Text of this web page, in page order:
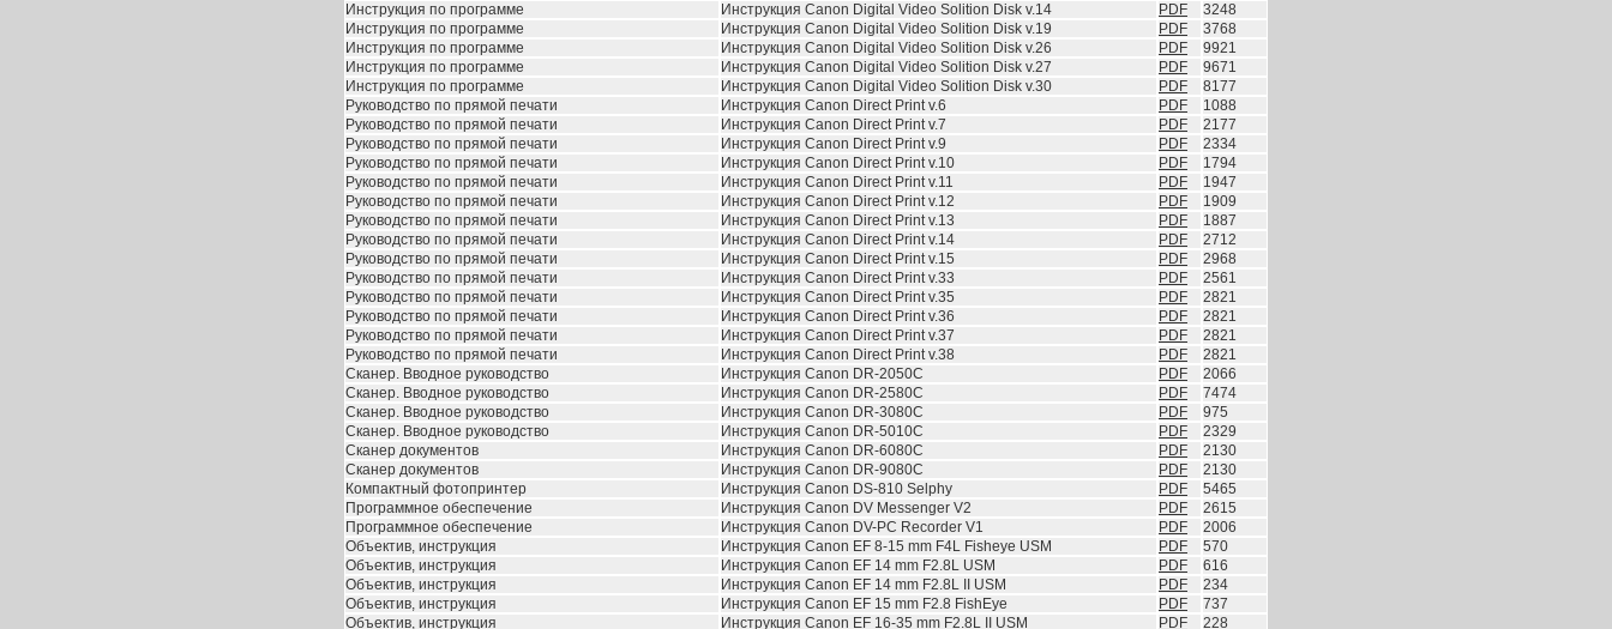
Инструкция по программе
Инструкция Canon Digital Video Solition Disk v.14 PDF
3248
Инструкция по программе
Инструкция Canon Digital Video Solition Disk v.19 PDF
3768
Инструкция по программе
Инструкция Canon Digital Video Solition Disk v.26 PDF
9921
Инструкция по программе
Инструкция Canon Digital Video Solition Disk v.27 PDF
9671
Инструкция по программе
Инструкция Canon Digital Video Solition Disk v.30 PDF
8177
Руководство по прямой печати
Инструкция Canon Direct Print v.6 PDF
1088
Руководство по прямой печати
Инструкция Canon Direct Print v.7 PDF
2177
Руководство по прямой печати
Инструкция Canon Direct Print v.9 PDF
2334
Руководство по прямой печати
Инструкция Canon Direct Print v.10 PDF
1794
Руководство по прямой печати
Инструкция Canon Direct Print v.11 PDF
1947
Руководство по прямой печати
Инструкция Canon Direct Print v.12 PDF
1909
Руководство по прямой печати
Инструкция Canon Direct Print v.13 PDF
1887
Руководство по прямой печати
Инструкция Canon Direct Print v.14 PDF
2712
Руководство по прямой печати
Инструкция Canon Direct Print v.15 PDF
2968
Руководство по прямой печати
Инструкция Canon Direct Print v.33 PDF
2561
Руководство по прямой печати
Инструкция Canon Direct Print v.35 PDF
2821
Руководство по прямой печати
Инструкция Canon Direct Print v.36 PDF
2821
Руководство по прямой печати
Инструкция Canon Direct Print v.37 PDF
2821
Руководство по прямой печати
Инструкция Canon Direct Print v.38 PDF
2821
Сканер. Вводное руководство
Инструкция Canon DR-2050C PDF
2066
Сканер. Вводное руководство
Инструкция Canon DR-2580C PDF
7474
Сканер. Вводное руководство
Инструкция Canon DR-3080C PDF
975
Сканер. Вводное руководство
Инструкция Canon DR-5010C PDF
2329
Сканер документов
Инструкция Canon DR-6080C PDF
2130
Сканер документов
Инструкция Canon DR-9080C PDF
2130
Компактный фотопринтер
Инструкция Canon DS-810 Selphy PDF
5465
Программное обеспечение
Инструкция Canon DV Messenger V2 PDF
2615
Программное обеспечение
Инструкция Canon DV-PC Recorder V1 PDF
2006
Объектив, инструкция
Инструкция Canon EF 8-15 mm F4L Fisheye USM PDF
570
Объектив, инструкция
Инструкция Canon EF 14 mm F2.8L USM PDF
616
Объектив, инструкция
Инструкция Canon EF 14 mm F2.8L II USM PDF
234
Объектив, инструкция
Инструкция Canon EF 15 mm F2.8 FishEye PDF
737
Объектив, инструкция
Инструкция Canon EF 16-35 mm F2.8L II USM PDF
228